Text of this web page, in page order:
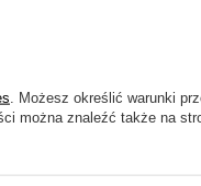
. Możesz określić warunki
można znaleźć także na